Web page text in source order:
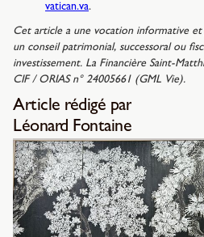
vatican.va.
Cet article a une vocation informative et
un conseil patrimonial, successoral ou
investissement. La Financière Saint-
CIF / ORIAS n° 24005661 (GML Vie).
Article rédigé par
Léonard Fontaine